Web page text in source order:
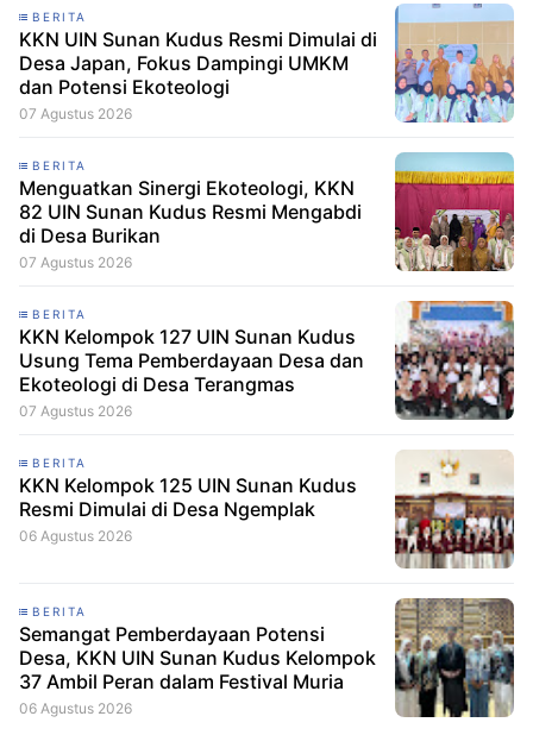
BERITA
KKN UIN Sunan Kudus Resmi Dimulai di
Desa Japan, Fokus Dampingi UMKM
dan Potensi Ekoteologi
07 Agustus 2026
BERITA
Menguatkan Sinergi Ekoteologi, KKN
82 UIN Sunan Kudus Resmi Mengabdi
di Desa Burikan
07 Agustus 2026
BERITA
KKN Kelompok 127 UIN Sunan Kudus
Usung Tema Pemberdayaan Desa dan
Ekoteologi di Desa Terangmas
07 Agustus 2026
BERITA
KKN Kelompok 125 UIN Sunan Kudus
Resmi Dimulai di Desa Ngemplak
06 Agustus 2026
BERITA
Semangat Pemberdayaan Potensi
Desa, KKN UIN Sunan Kudus Kelompok
37 Ambil Peran dalam Festival Muria
06 Agustus 2026